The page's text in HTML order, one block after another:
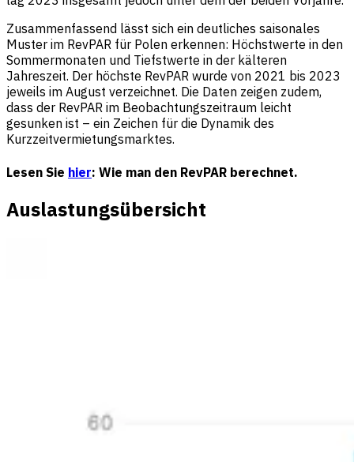
Zusammenfassend lässt sich ein deutliches saisonales
Muster im RevPAR für Polen erkennen: Höchstwerte in den
Sommermonaten und Tiefstwerte in der kälteren
Jahreszeit. Der höchste RevPAR wurde von 2021 bis 2023
jeweils im August verzeichnet. Die Daten zeigen zudem,
dass der RevPAR im Beobachtungszeitraum leicht
gesunken ist – ein Zeichen für die Dynamik des
Kurzzeitvermietungsmarktes.
Lesen Sie hier: Wie man den RevPAR berechnet.
Auslastungsübersicht